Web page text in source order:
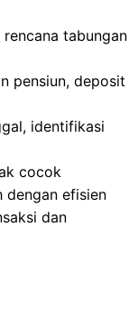
tabungan
pensiun, deposit
identifikasi
cocok
dengan efisien
dan